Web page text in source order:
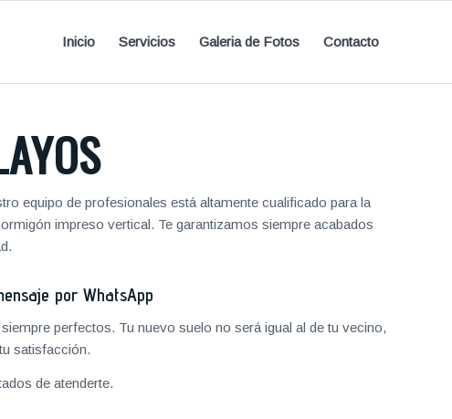
Inicio Servicios Galeria de Fotos Contacto
equipo de profesionales está altamente cualificado para la
impreso vertical. Te garantizamos siempre acabados
por WhatsApp
perfectos. Tu nuevo suelo no será igual al de tu vecino,
satisfacción.
de atenderte.